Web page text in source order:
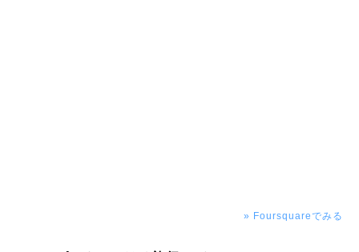
» Foursquareでみる